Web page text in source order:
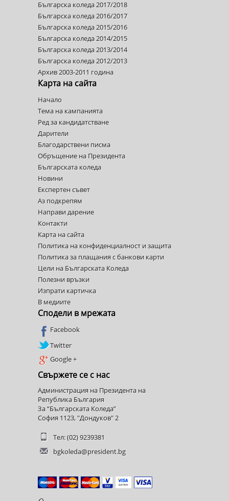
Българска коледа 2017/2018
Българска коледа 2016/2017
Българска коледа 2015/2016
Българска коледа 2014/2015
Българска коледа 2013/2014
Българска коледа 2012/2013
Архив 2003-2011 година
Карта на сайта
Начало
Тема на кампанията
Ред за кандидатстване
Дарители
Благодарствени писма
Обръщение на Президента
Българската коледа
Новини
Експертен съвет
Аз подкрепям
Направи дарение
Контакти
Карта на сайта
Политика на конфиденциалност и защита
Политика за плащания с банкови карти
Цели на Българската Коледа
Полезни връзки
Изпрати картичка
В медиите
Сподели в мрежата
Facebook
Twitter
Google +
Свържете се с нас
Администрация на Президента на
Република България
За “Българската Коледа”
София 1123, "Дондуков" 2
Тел: (02) 9239381
bgkoleda@president.bg